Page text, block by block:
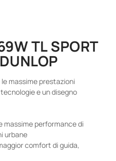
TL SPORT
massime prestazioni
e un disegno
massime performance di
urbane
comfort di guida,